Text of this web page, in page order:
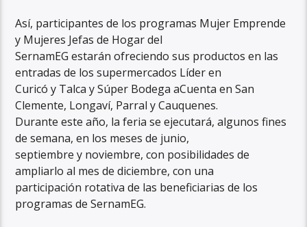
Así, participantes de los programas Mujer Emprende
y Mujeres Jefas de Hogar del
SernamEG estarán ofreciendo sus productos en las
entradas de los supermercados Líder en
Curicó y Talca y Súper Bodega aCuenta en San
Clemente, Longaví, Parral y Cauquenes.
Durante este año, la feria se ejecutará, algunos fines
de semana, en los meses de junio,
septiembre y noviembre, con posibilidades de
ampliarlo al mes de diciembre, con una
participación rotativa de las beneficiarias de los
programas de SernamEG.